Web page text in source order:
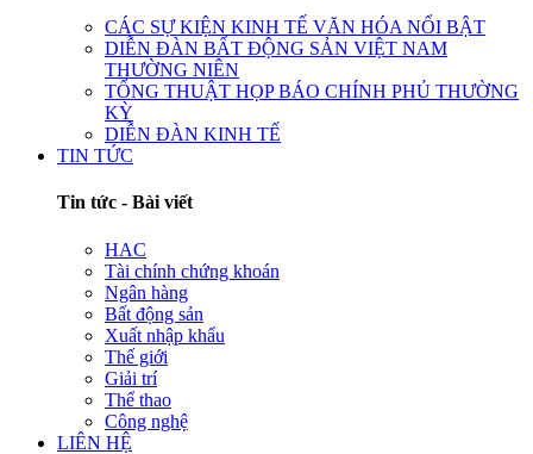
CÁC SỰ KIỆN KINH TẾ VĂN HÓA NỔI BẬT
DIỄN ĐÀN BẤT ĐỘNG SẢN VIỆT NAM
THƯỜNG NIÊN
TỔNG THUẬT HỌP BÁO CHÍNH PHỦ THƯỜNG
KỲ
DIỄN ĐÀN KINH TẾ
TIN TỨC
Tin tức - Bài viết
HAC
Tài chính chứng khoán
Ngân hàng
Bất động sản
Xuất nhập khẩu
Thế giới
Giải trí
Thể thao
Công nghệ
LIÊN HỆ